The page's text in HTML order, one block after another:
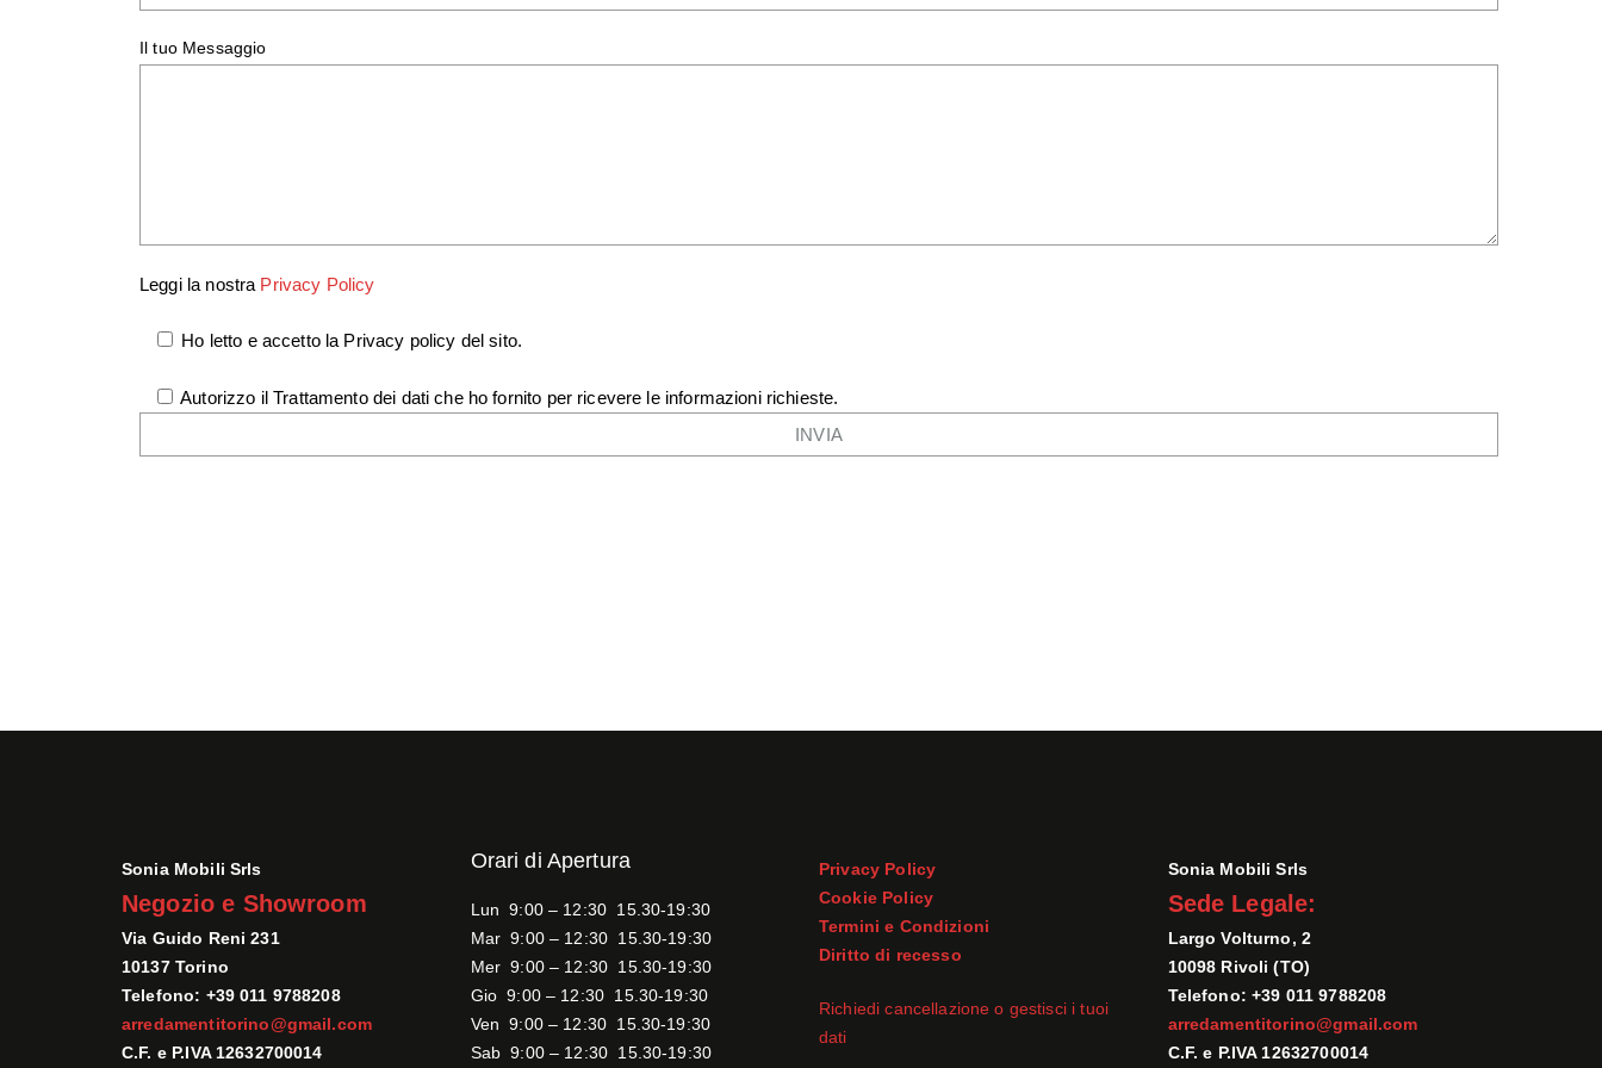
Il tuo Messaggio
Leggi la nostra Privacy Policy
Ho letto e accetto la Privacy policy del sito.
Autorizzo il Trattamento dei dati che ho fornito per ricevere le informazioni richieste.
Sonia Mobili Srls
Negozio e Showroom
Via Guido Reni 231
10137 Torino
Telefono: +39 011 9788208
arredamentitorino@gmail.com
C.F. e P.IVA 12632700014
Orari di Apertura
Lun 9:00 – 12:30 15.30-19:30
Mar 9:00 – 12:30 15.30-19:30
Mer 9:00 – 12:30 15.30-19:30
Gio 9:00 – 12:30 15.30-19:30
Ven 9:00 – 12:30 15.30-19:30
Sab 9:00 – 12:30 15.30-19:30
Privacy Policy
Cookie Policy
Termini e Condizioni
Diritto di recesso
Richiedi cancellazione o gestisci i tuoi
dati
Sonia Mobili Srls
Sede Legale:
Largo Volturno, 2
10098 Rivoli (TO)
Telefono: +39 011 9788208
arredamentitorino@gmail.com
C.F. e P.IVA 12632700014